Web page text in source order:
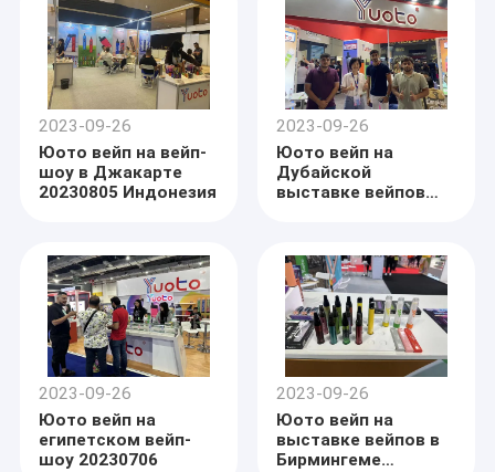
2023-09-26
Юото вейп на вейп-
шоу в Джакарте
20230805 Индонезия
2023-09-26
Юото вейп на
Дубайской
выставке вейпов
2023-09-26
Юото вейп на
египетском вейп-
шоу 20230706
2023-09-26
Юото вейп на
выставке вейпов в
Бирмингеме